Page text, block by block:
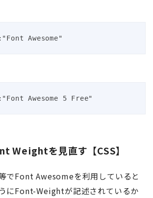
Awesome"
Awesome 5 Free"
Weightを見直す【CSS】
でFont Awesomeを利用していると
にFont-Weightが記述されているか